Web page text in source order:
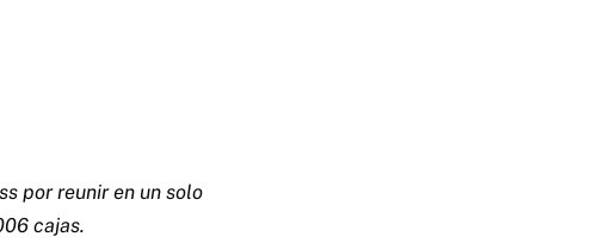
por reunir en un solo
cajas.